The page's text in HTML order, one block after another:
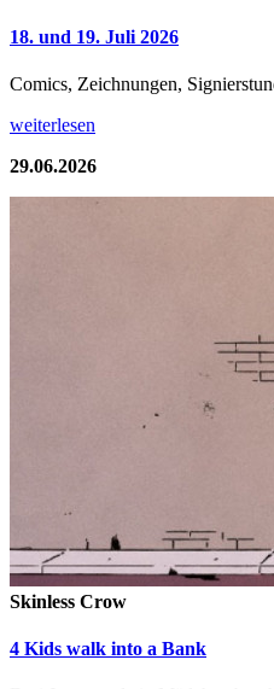
18. und 19. Juli 2026
Comics, Zeichnungen,
weiterlesen
29.06.2026
Skinless Crow
4 Kids walk into a Bank